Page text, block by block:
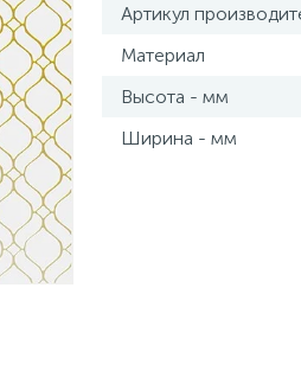
Артикул
Материал
Высота - мм
Ширина - мм